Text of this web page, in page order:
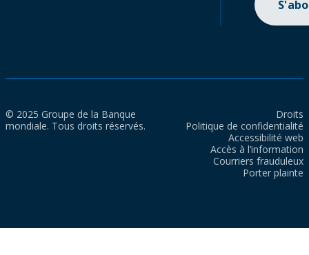
© 2025 Groupe de la Banque
mondiale. Tous droits réservés.
Droits
Politique de confidentialité
Accessibilité web
Accès à l’information
Courriers frauduleux
Porter plainte